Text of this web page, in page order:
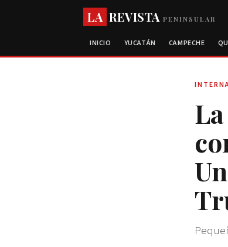
LA REVISTAPENINSULAR
INICIO YUCATÁN CAMPECHE